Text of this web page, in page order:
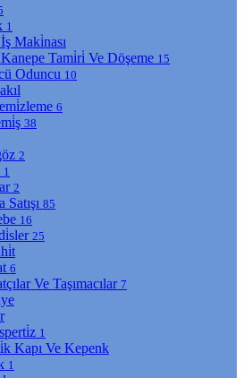
1
Maki̇nası
Tami̇ri̇ Ve Döşeme 15
Oduncu 10
6
38
2
1
2
85
16
25
6
Ve Taşımacılar 7
1
Kapı Ve Kepenk
1